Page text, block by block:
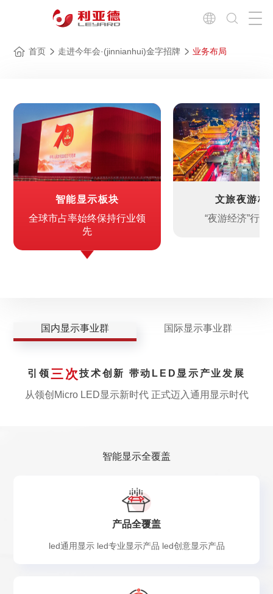
首页 走进今年会·(jinnianhui)金字招牌 业务布局
智能显示板块
全球市占率始终保持行业领
先
文旅夜游板
“夜游经济”行业
国内显示事业群 国际显示事业群
引领三次技术创新 带动LED显示产业发展
从领创Micro LED显示新时代 正式迈入通用显示时代
智能显示全覆盖
产品全覆盖
led通用显示 led专业显示产品 led创意显示产品